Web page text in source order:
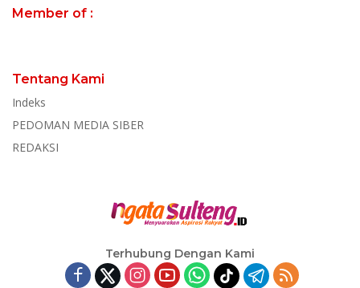
Member of :
Tentang Kami
Indeks
PEDOMAN MEDIA SIBER
REDAKSI
Terhubung Dengan Kami